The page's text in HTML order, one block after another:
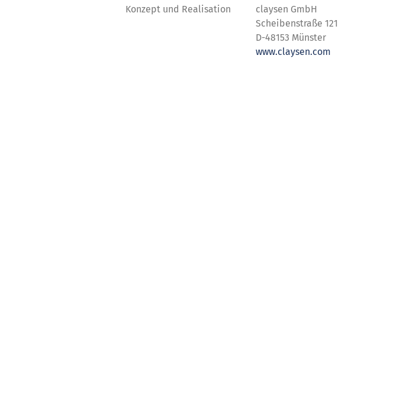
Konzept und Realisation
claysen GmbH
Scheibenstraße 121
D-48153 Münster
www.claysen.com